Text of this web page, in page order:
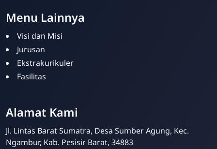
Menu Lainnya
Visi dan Misi
Jurusan
Ekstrakurikuler
Fasilitas
Alamat Kami
Jl. Lintas Barat Sumatra, Desa Sumber Agung, Kec.
Ngambur, Kab. Pesisir Barat, 34883